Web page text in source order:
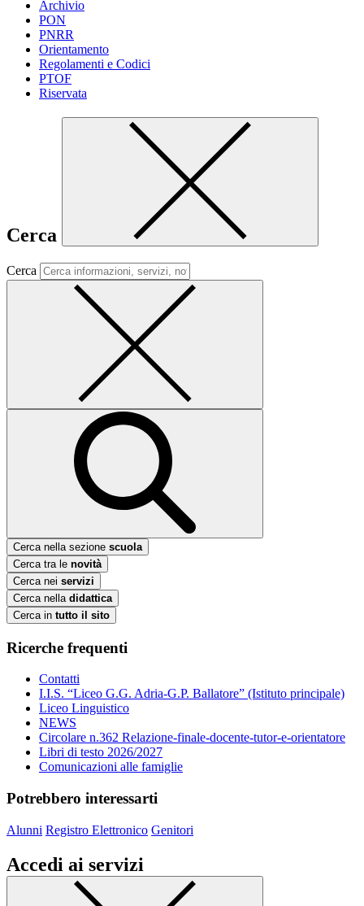
Archivio
PON
PNRR
Orientamento
Regolamenti e Codici
PTOF
Riservata
Cerca
Cerca
Cerca nella sezione scuola
Cerca tra le novità
Cerca nei servizi
Cerca nella didattica
Cerca in tutto il sito
Ricerche frequenti
Contatti
I.I.S. “Liceo G.G. Adria-G.P. Ballatore” (Istituto principale)
Liceo Linguistico
NEWS
Circolare n.362 Relazione-finale-docente-tutor-e-orientatore
Libri di testo 2026/2027
Comunicazioni alle famiglie
Potrebbero interessarti
Alunni Registro Elettronico Genitori
Accedi ai servizi